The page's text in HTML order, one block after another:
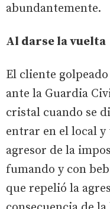
abundantemente.
Al darse la vuelta
El cliente
ante la Guardia
cristal cuando se
entrar en el local
agresor de la
fumando y con
que repelió la